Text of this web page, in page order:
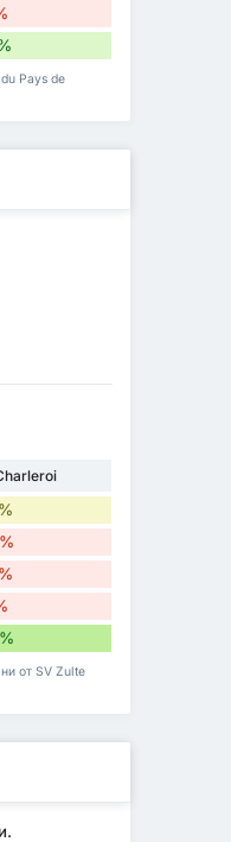
Pays de
от SV Zulte